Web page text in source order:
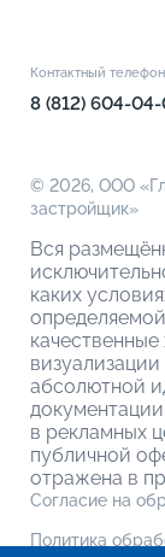
О компании
Контактный телефон
8 (812) 604-
© 2026, ООО
застройщик»
Вся
каких
абсолютной
в рекламных
публичной
отражена в
Согласие на
Политика